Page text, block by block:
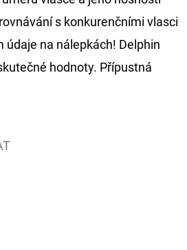
s konkurenčními vlasci
údaje na nálepkách! Delphin
hodnoty. Přípustná